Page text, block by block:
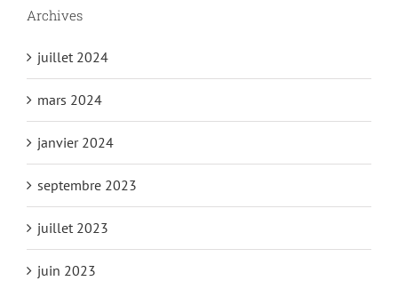
Archives
juillet 2024
mars 2024
janvier 2024
septembre 2023
juillet 2023
juin 2023